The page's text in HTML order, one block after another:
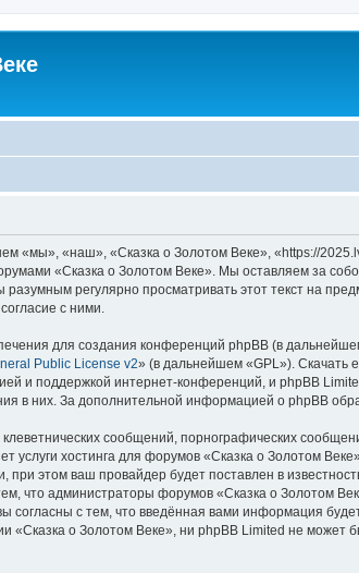
«мы», «наш», «Сказка о Золотом Веке», «https://
«Сказка о Золотом Веке». Мы оставляем за
регулярно просматривать этот текст на
с ними.
для создания конференций phpBB (в
Public License v2» (в дальнейшем «GPL»). Скачать
и поддержкой интернет-конференций, и phpBB
в них. За дополнительной информацией о phpBB
сообщений, порнографических
услуги хостинга для форумов «Сказка о Золотом
этом ваш провайдер будет поставлен в
что администраторы форумов «Сказка о Золотом
согласны с тем, что введённая вами информация
о Золотом Веке», ни phpBB Limited не может